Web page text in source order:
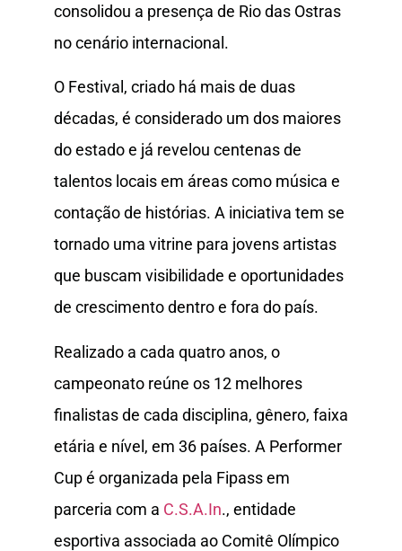
consolidou a presença de Rio das Ostras
no cenário internacional.
O Festival, criado há mais de duas
décadas, é considerado um dos maiores
do estado e já revelou centenas de
talentos locais em áreas como música e
contação de histórias. A iniciativa tem se
tornado uma vitrine para jovens artistas
que buscam visibilidade e oportunidades
de crescimento dentro e fora do país.
Realizado a cada quatro anos, o
campeonato reúne os 12 melhores
finalistas de cada disciplina, gênero, faixa
etária e nível, em 36 países. A Performer
Cup é organizada pela Fipass em
parceria com a C.S.A.In., entidade
esportiva associada ao Comitê Olímpico